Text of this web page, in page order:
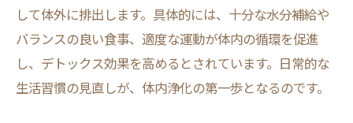
初心者向けデトックスやり方を徹底解説
もしデトックスを始めるなら押さえたい基本
デトックスを始める前に知っておきたい基
本
して体外に排出します。具体的には、十分な水分補給や
バランスの良い食事、適度な運動が体内の循環を促進
し、デトックス効果を高めるとされています。日常的な
生活習慣の見直しが、体内浄化の第一歩となるのです。